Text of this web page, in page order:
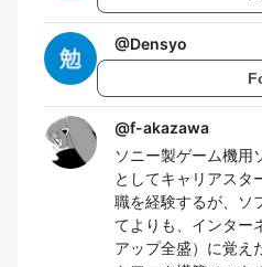
@Densyo
@f-akazawa
ソニー製ゲーム機用
としてキャリアスタ
職を経験するが、ソ
てよりも、インター
アップ全盛）に覚え